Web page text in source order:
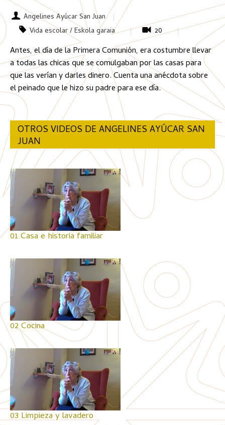
Angelines Ayúcar San Juan
Vida escolar / Eskola garaia
20
Antes, el día de la Primera Comunión, era costumbre llevar
a todas las chicas que se comulgaban por las casas para
que las verían y darles dinero. Cuenta una anécdota sobre
el peinado que le hizo su padre para ese día.
OTROS VIDEOS DE ANGELINES AYÚCAR SAN
JUAN
01 Casa e historia familiar
02 Cocina
03 Limpieza y lavadero